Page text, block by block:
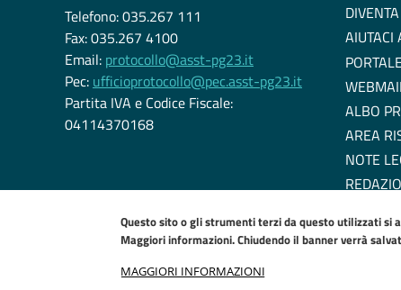
Questo sito o gli strumenti terzi da questo utilizzati
Maggiori informazioni. Chiudendo il banner verrà
MAGGIORI INFORMAZIONI
Telefono: 035.267 111
Fax: 035.267 4100
Email: protocollo@asst-pg23.it
Pec: ufficioprotocollo@pec.asst-pg23.it
Partita IVA e Codice Fiscale:
04114370168
AIUTACI
ALBO
AREA
NOTE
EU